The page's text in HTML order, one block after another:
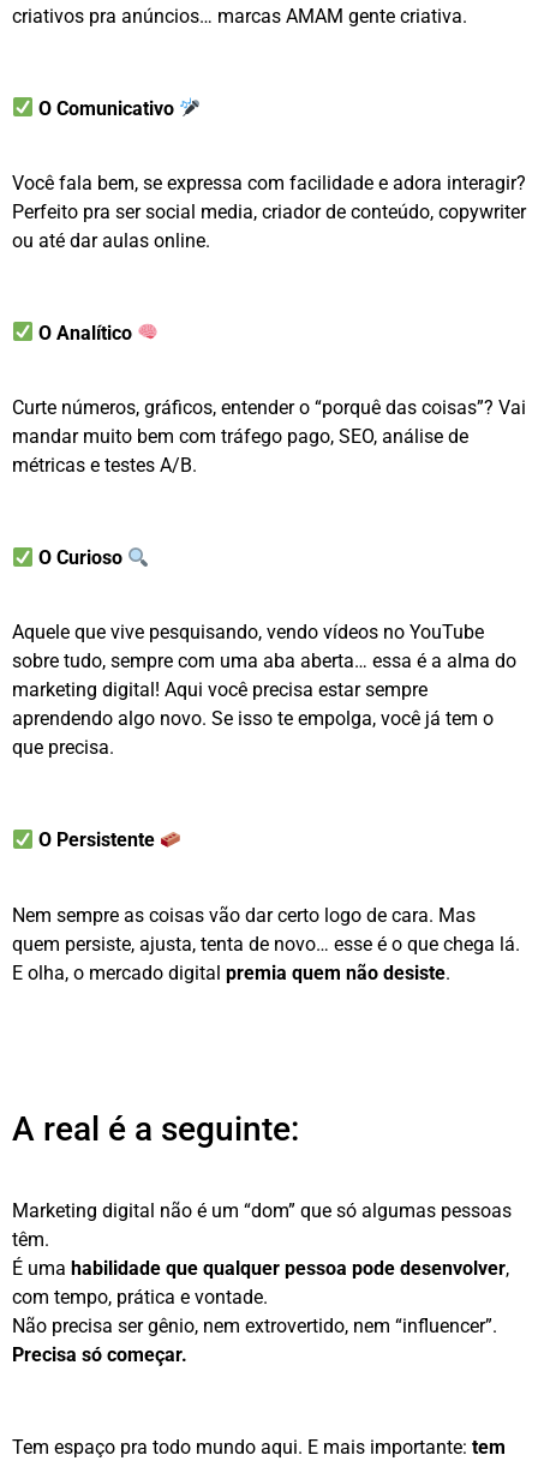
criativos pra anúncios… marcas AMAM gente criativa.
O Comunicativo
Você fala bem, se expressa com facilidade e adora interagir?
Perfeito pra ser social media, criador de conteúdo, copywriter
ou até dar aulas online.
O Analítico
Curte números, gráficos, entender o “porquê das coisas”? Vai
mandar muito bem com tráfego pago, SEO, análise de
métricas e testes A/B.
O Curioso
Aquele que vive pesquisando, vendo vídeos no YouTube
sobre tudo, sempre com uma aba aberta… essa é a alma do
marketing digital! Aqui você precisa estar sempre
aprendendo algo novo. Se isso te empolga, você já tem o
que precisa.
O Persistente
Nem sempre as coisas vão dar certo logo de cara. Mas
quem persiste, ajusta, tenta de novo… esse é o que chega lá.
E olha, o mercado digital premia quem não desiste.
A real é a seguinte:
Marketing digital não é um “dom” que só algumas pessoas
têm.
É uma habilidade que qualquer pessoa pode desenvolver,
com tempo, prática e vontade.
Não precisa ser gênio, nem extrovertido, nem “influencer”.
Precisa só começar.
Tem espaço pra todo mundo aqui. E mais importante: tem